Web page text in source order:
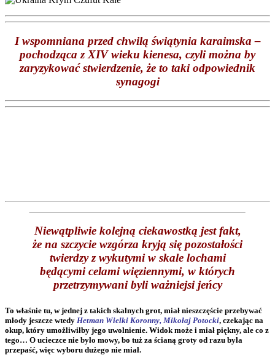
I wspomniana przed chwilą świątynia karaimska –
pochodząca z XIV wieku kienesa, czyli można by
zaryzykować stwierdzenie, że to taki odpowiednik
synagogi
Niewątpliwie kolejną ciekawostką jest fakt,
że na szczycie wzgórza kryją się pozostałości
twierdzy z wykutymi w skale lochami
będącymi celami więziennymi, w których
przetrzymywani byli ważniejsi jeńcy
To właśnie tu, w jednej z takich skalnych grot, miał nieszczęście przebywać
młody jeszcze wtedy Hetman Wielki Koronny, Mikołaj Potocki, czekając na
okup, który umożliwiłby jego uwolnienie. Widok może i miał piękny, ale co z
tego… O ucieczce nie było mowy, bo tuż za ścianą groty od razu była
przepaść, więc wyboru dużego nie miał.